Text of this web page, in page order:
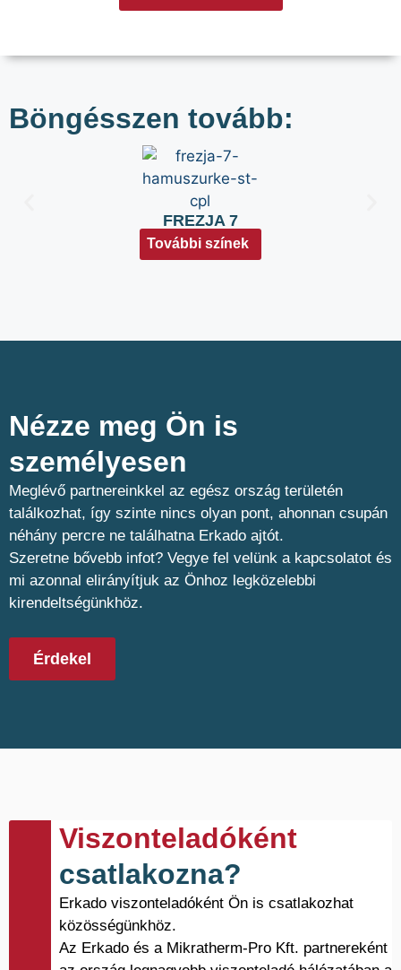
Böngésszen tovább:
FREZJA 7
További színek
Nézze meg Ön is
személyesen​
Meglévő partnereinkkel az egész ország területén
találkozhat, így szinte nincs olyan pont, ahonnan csupán
néhány percre ne találhatna Erkado ajtót.
Szeretne bővebb infot? Vegye fel velünk a kapcsolatot és
mi azonnal elirányítjuk az Önhoz legközelebbi
kirendeltségünkhöz.
Érdekel
Viszonteladóként
csatlakozna?
Erkado viszonteladóként Ön is csatlakozhat
közösségünkhöz.
Az Erkado és a Mikratherm-Pro Kft. partnereként